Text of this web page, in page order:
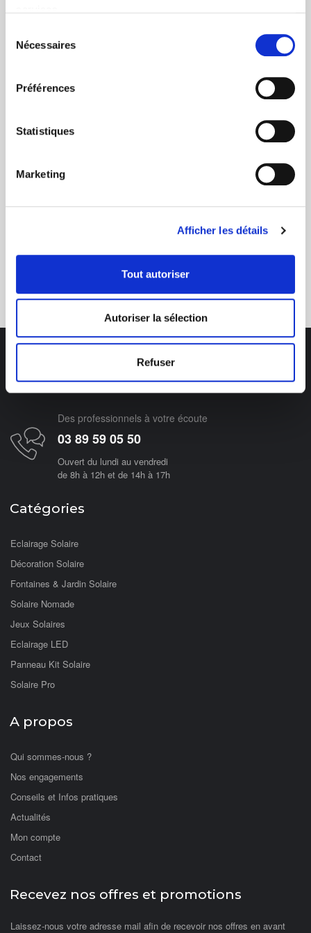
Nécessaires
Préférences
Statistiques
Marketing
Afficher les détails
Tout autoriser
Autoriser la sélection
Refuser
03 89 59 05 50
Des professionnels à votre écoute
03 89 59 05 50
Ouvert du lundi au vendredi
de 8h à 12h et de 14h à 17h
Catégories
Eclairage Solaire
Décoration Solaire
Fontaines & Jardin Solaire
Solaire Nomade
Jeux Solaires
Eclairage LED
Panneau Kit Solaire
Solaire Pro
A propos
Qui sommes-nous ?
Nos engagements
Conseils et Infos pratiques
Actualités
Mon compte
Contact
Recevez nos offres et promotions
Laissez-nous votre adresse mail afin de recevoir nos offres en avant